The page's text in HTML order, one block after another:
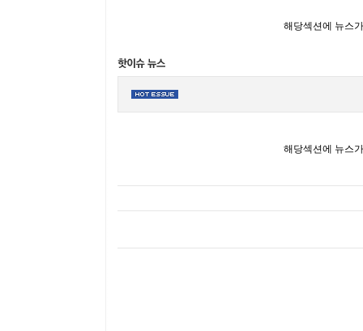
해당섹션에 뉴스
해당섹션에 뉴스